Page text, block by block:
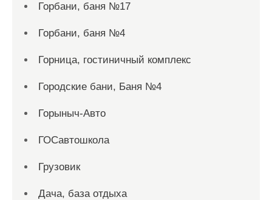
Горбани, баня №17
Горбани, баня №4
Горница, гостиничный комплекс
Городские бани, Баня №4
Горыныч-Авто
ГОСавтошкола
Грузовик
Дача, база отдыха